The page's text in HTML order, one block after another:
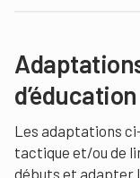
Les adaptations
tactique et/ou de
débuts et adapter